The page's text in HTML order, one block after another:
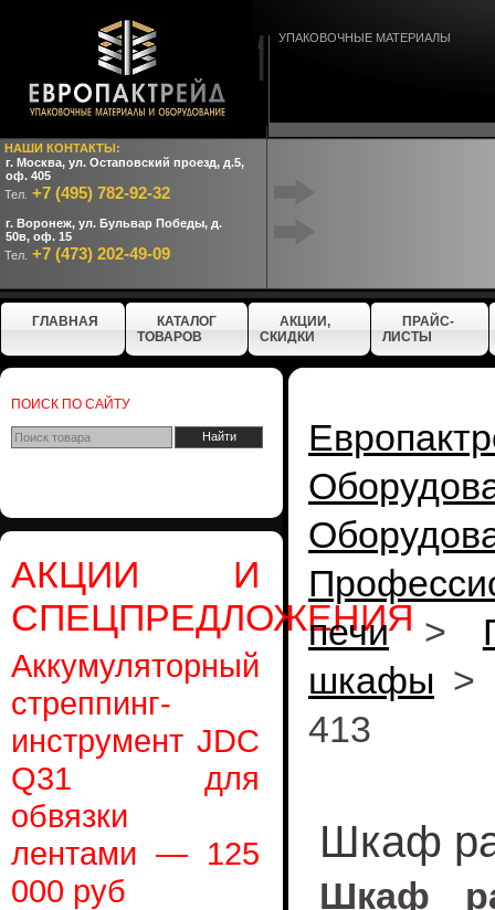
НАШИ КОНТАКТЫ:
г. Москва, ул. Остаповский проезд, д.5,
оф. 405
Тел. +7 (495) 782-92-32
г. Воронеж, ул. Бульвар Победы, д.
50в, оф. 15
Тел. +7 (473) 202-49-09
УПАКОВОЧНЫЕ МАТЕРИАЛЫ
ГЛАВНАЯ
КАТАЛОГ
ТОВАРОВ
АКЦИИ,
СКИДКИ
ПРАЙС-
ЛИСТЫ
ПОИСК ПО САЙТУ
АКЦИИ И
СПЕЦПРЕДЛОЖЕНИЯ
Аккумуляторный
стреппинг-
инструмент JDC
Q31 для
обвязки
лентами — 125
000 руб
печи>
шкафы >
413
Шкаф
Шкаф